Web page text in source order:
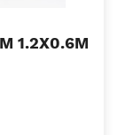
1.2X0.6M